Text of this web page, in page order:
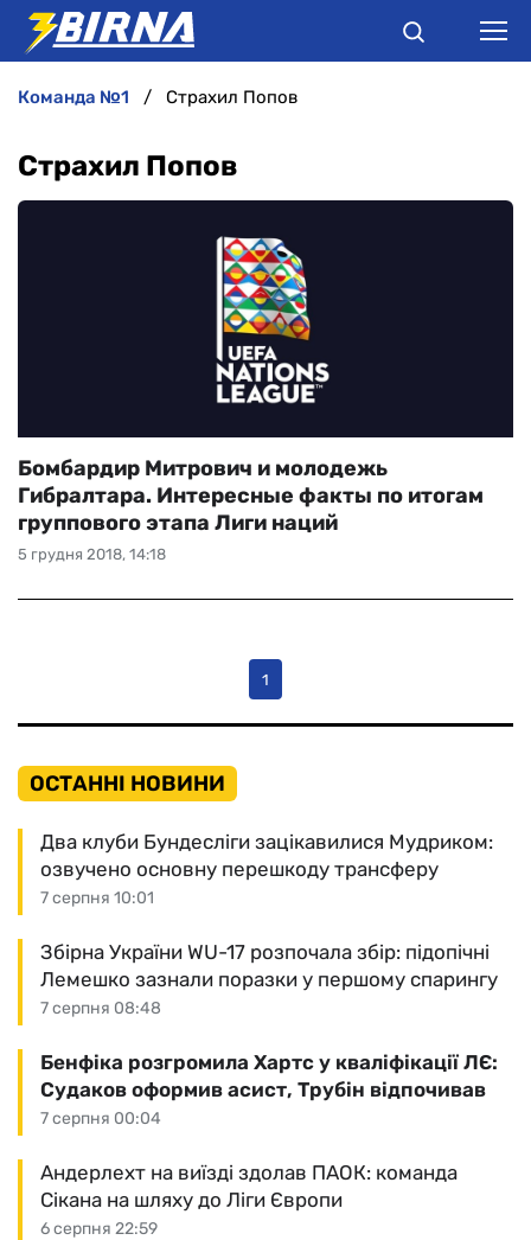
АНАЛІТИКА
команда №1 Страхил Попов
Страхил Попов
5 грудня 2018, 14:18
Бомбардир Митрович и молодежь
Гибралтара. Интересные факты по итогам
группового этапа Лиги наций
1
ОСТАННІ НОВИНИ
7 серпня 10:01
Два клуби Бундесліги зацікавилися Мудриком:
озвучено основну перешкоду трансферу
7 серпня 08:48
Збірна України WU-17 розпочала збір: підопічні
Лемешко зазнали поразки у першому спарингу
7 серпня 00:04
Бенфіка розгромила Хартс у кваліфікації ЛЄ:
Судаков оформив асист, Трубін відпочивав
6 серпня 22:59
Андерлехт на виїзді здолав ПАОК: команда
Сікана на шляху до Ліги Європи